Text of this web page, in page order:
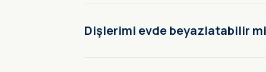
Dişlerimi evde beyazlatabilir